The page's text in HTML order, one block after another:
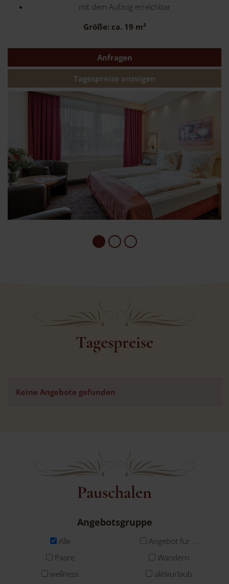
mit dem Aufzug erreichbar
Größe: ca. 19 m²
Anfragen
Tagespreise anzeigen
Tagespreise
Keine Angebote gefunden
Pauschalen
Angebotsgruppe
Alle
Angebot für …
Paare
Wandern
wellness
aktivurlaub